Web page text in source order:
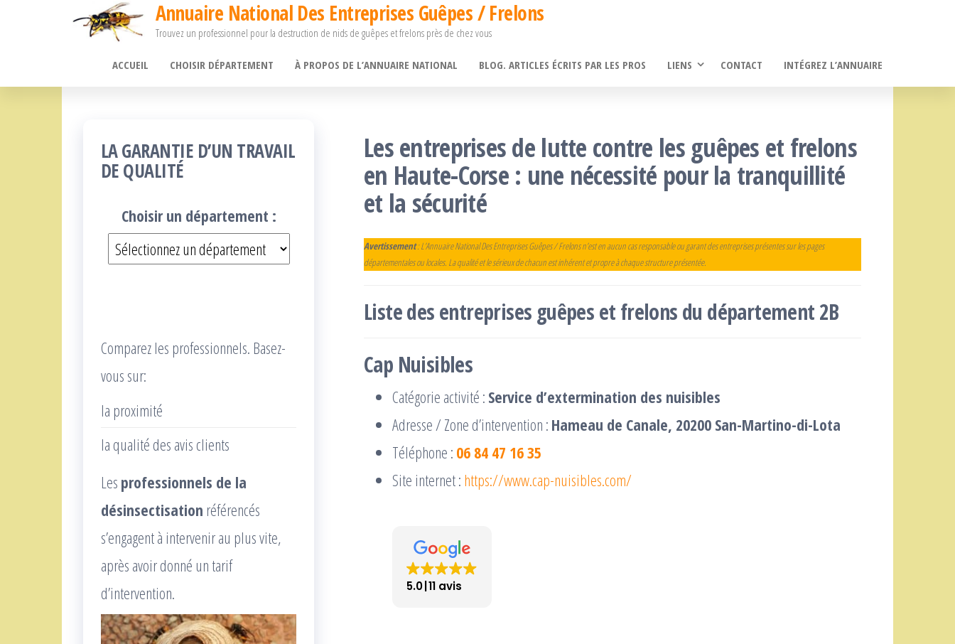
Annuaire National Des Entreprises Guêpes / Frelons
Trouvez un professionnel pour la destruction de nids de guêpes et frelons près de chez vous
ACCUEIL CHOISIR DÉPARTEMENT À PROPOS DE L’ANNUAIRE NATIONAL BLOG. ARTICLES ÉCRITS PAR LES PROS LIENS CONTACT INTÉGREZ L’ANNUAIRE
Les entreprises de lutte contre les guêpes et frelons
en Haute-Corse : une nécessité pour la tranquillité
et la sécurité
Avertissement: L’Annuaire National Des Entreprises Guêpes / Frelons n’est en aucun cas responsable ou garant des entreprises présentes sur les pages
départementales ou locales. La qualité et le sérieux de chacun est inhérent et propre à chaque structure présentée.
Liste des entreprises guêpes et frelons du département 2B
Cap Nuisibles
Catégorie activité : Service d’extermination des nuisibles
Adresse / Zone d’intervention : Hameau de Canale, 20200 San-Martino-di-Lota
Téléphone : 06 84 47 16 35
Site internet : https://www.cap-nuisibles.com/
5.0 11 avis
LA GARANTIE D’UN TRAVAIL
DE QUALITÉ
Choisir un département :
Comparez les professionnels. Basez-
vous sur:
la proximité
la qualité des avis clients
Les professionnels de la
désinsectisation référencés
s’engagent à intervenir au plus vite,
après avoir donné un tarif
d’intervention.